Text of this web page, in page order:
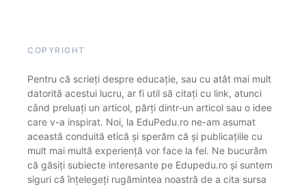
COPYRIGHT
Pentru că scrieți despre educație, sau cu atât mai mult
datorită acestui lucru, ar fi util să citați cu link, atunci
când preluați un articol, părți dintr-un articol sau o idee
care v-a inspirat. Noi, la EduPedu.ro ne-am asumat
această conduită etică și sperăm că și publicațiile cu
mult mai multă experiență vor face la fel. Ne bucurăm
că găsiți subiecte interesante pe Edupedu.ro și suntem
siguri că înțelegeți rugămintea noastră de a cita sursa